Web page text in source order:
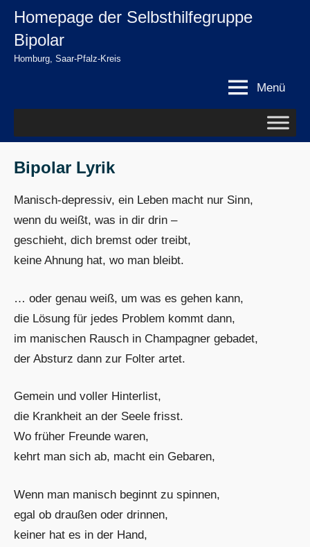
springen
Zum
springen
Homepage der Selbsthilfegruppe
Bipolar
Homburg, Saar-Pfalz-Kreis
Menü
Bipolar Lyrik
Manisch-depressiv, ein Leben macht nur Sinn,
wenn du weißt, was in dir drin –
geschieht, dich bremst oder treibt,
keine Ahnung hat, wo man bleibt.
… oder genau weiß, um was es gehen kann,
die Lösung für jedes Problem kommt dann,
im manischen Rausch in Champagner gebadet,
der Absturz dann zur Folter artet.
Gemein und voller Hinterlist,
die Krankheit an der Seele frisst.
Wo früher Freunde waren,
kehrt man sich ab, macht ein Gebaren,
Wenn man manisch beginnt zu spinnen,
egal ob draußen oder drinnen,
keiner hat es in der Hand,